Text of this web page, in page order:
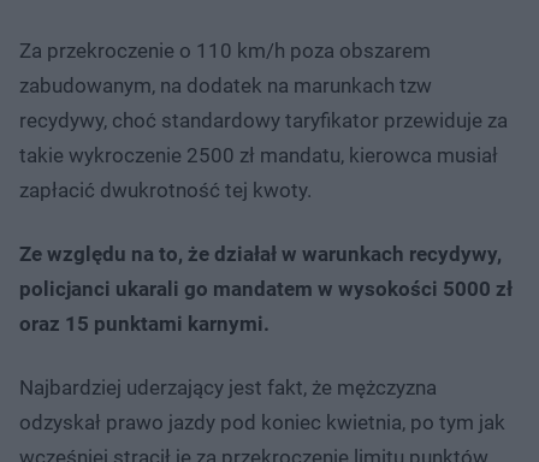
Za przekroczenie o 110 km/h poza obszarem
zabudowanym, na dodatek na marunkach tzw
recydywy, choć standardowy taryfikator przewiduje za
takie wykroczenie 2500 zł mandatu, kierowca musiał
zapłacić dwukrotność tej kwoty.
Ze względu na to, że działał w warunkach recydywy,
policjanci ukarali go mandatem w wysokości 5000 zł
oraz 15 punktami karnymi.
Najbardziej uderzający jest fakt, że mężczyzna
odzyskał prawo jazdy pod koniec kwietnia, po tym jak
wcześniej stracił je za przekroczenie limitu punktów